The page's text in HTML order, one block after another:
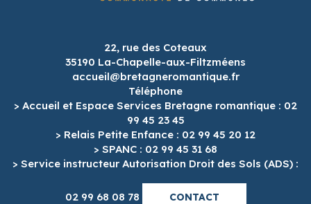
22, rue des Coteaux
35190 La-Chapelle-aux-Filtzméens
accueil@bretagneromantique.fr
Téléphone
> Accueil et Espace Services Bretagne romantique : 02
99 45 23 45
> Relais Petite Enfance : 02 99 45 20 12
> SPANC : 02 99 45 31 68
> Service instructeur Autorisation Droit des Sols (ADS) :
02 99 68 08 78 CONTACT